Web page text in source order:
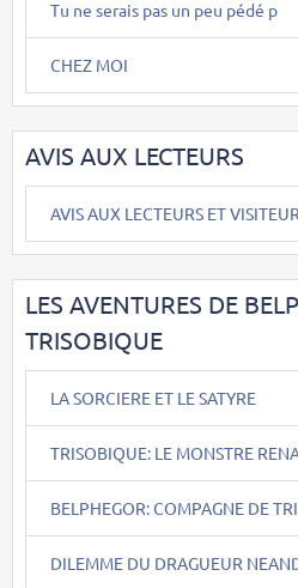
Tu ne serais pas un peu pédé p
CHEZ MOI
AVIS AUX LECTEURS
AVIS AUX LECTEURS ET
LES AVENTURES DE
TRISOBIQUE
LA SORCIERE ET LE SATYRE
TRISOBIQUE: LE MONSTRE
BELPHEGOR: COMPAGNE DE
DILEMME DU DRAGUEUR